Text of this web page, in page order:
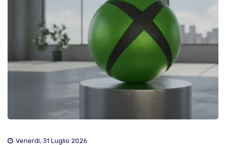
Venerdì, 31 Luglio 2026